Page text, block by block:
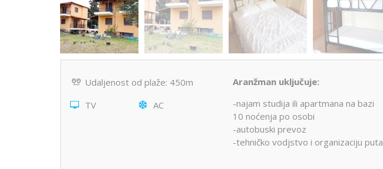
Udaljenost od plaže: 450m
TV
AC
Aranžman uključuje:
-najam studija ili apartmana na bazi
10 noćenja po osobi
-autobuski prevoz
-tehničko vodjstvo i organizaciju puta